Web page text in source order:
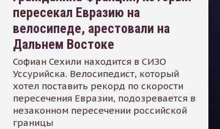
пересекал Евразию на
велосипеде, арестовали на
Дальнем Востоке
Софиан Сехили находится в СИЗО
Уссурийска. Велосипедист, который
хотел поставить рекорд по скорости
пересечения Евразии, подозревается в
незаконном пересечении российской
границы